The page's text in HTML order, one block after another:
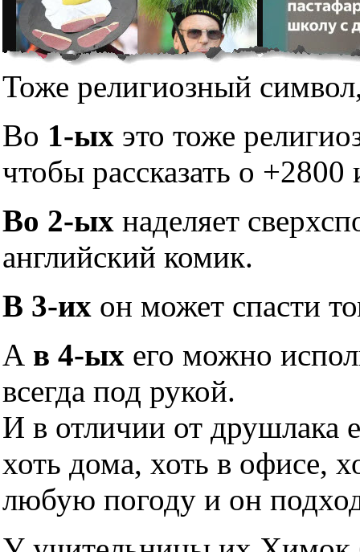
Тоже религиозный
Во 1-ых это тоже
чтобы рассказать о +2800
Во 2-ых наделяет
английский комик.
В 3-их он может спасти
А в 4-ых его можно
всегда под рукой.
И в отличии от друшлака
хоть дома, хоть в офисе,
любую погоду и он